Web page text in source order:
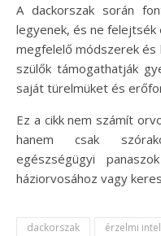
A dackorszak során
legyenek, és ne felejtsék
megfelelő módszerek és
szülők támogathatják
saját türelmüket és
Ez a cikk nem számít
hanem csak
egészségügyi
háziorvosához vagy
dackorszak érzelmi